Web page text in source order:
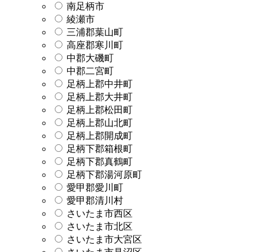
南足柄市
綾瀬市
三浦郡葉山町
高座郡寒川町
中郡大磯町
中郡二宮町
足柄上郡中井町
足柄上郡大井町
足柄上郡松田町
足柄上郡山北町
足柄上郡開成町
足柄下郡箱根町
足柄下郡真鶴町
足柄下郡湯河原町
愛甲郡愛川町
愛甲郡清川村
さいたま市西区
さいたま市北区
さいたま市大宮区